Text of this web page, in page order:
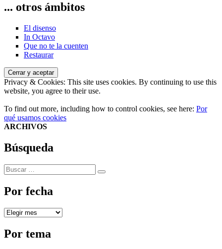
... otros ámbitos
El disenso
In Octavo
Que no te la cuenten
Restaurar
Privacy & Cookies: This site uses cookies. By continuing to use this
website, you agree to their use.
To find out more, including how to control cookies, see here: Por
qué usamos cookies
ARCHIVOS
Búsqueda
Buscar
por:
Buscar
Por fecha
Por
Por tema